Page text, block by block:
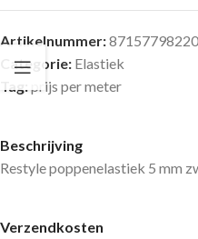
Artikelnummer:
Categorie: Elastiek
Tag:prijs per meter
Beschrijving
Restyle poppenelastiek 5 mm
Verzendkosten